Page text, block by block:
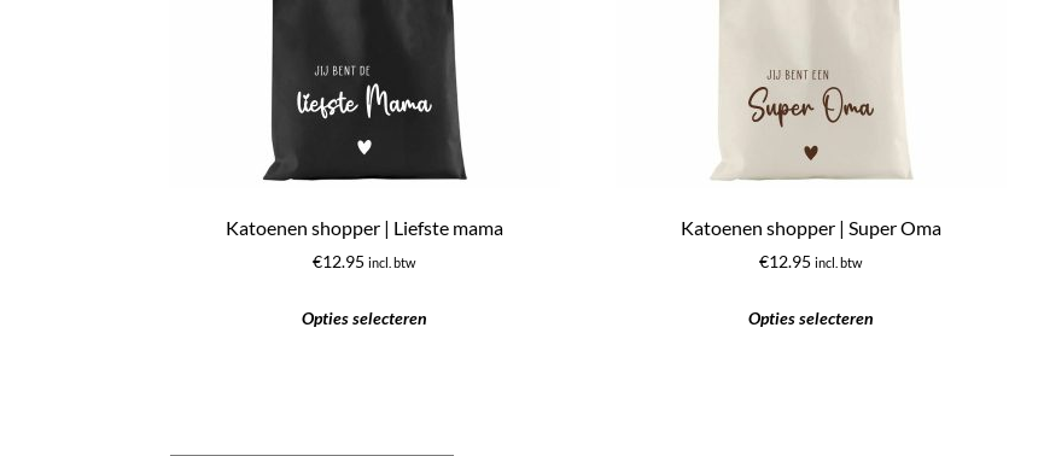
Katoenen shopper | Liefste mama
€12.95 incl. btw
Opties selecteren
Katoenen shopper | Super Oma
€12.95 incl. btw
Opties selecteren